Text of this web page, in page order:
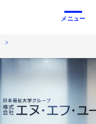
メニュー